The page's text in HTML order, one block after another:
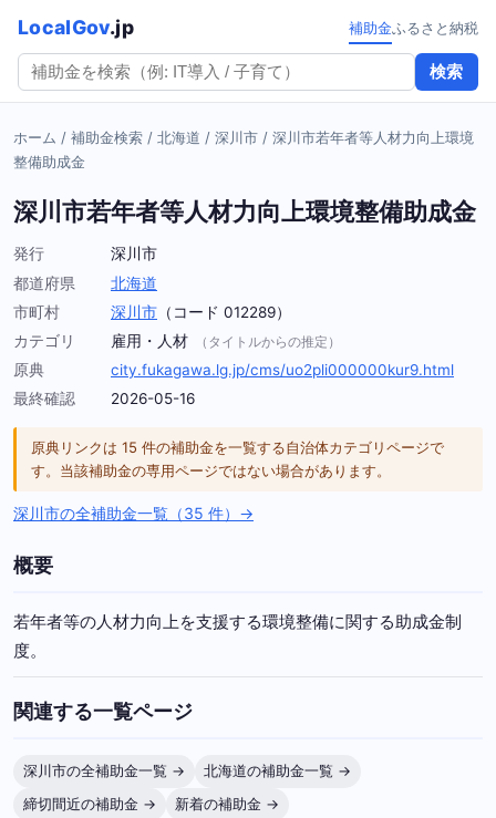
LocalGov.jp
検索
補助金ふるさと納税
ホーム / 補助金検索 / 北海道 / 深川市 / 深川市若年者等人材力向上環境
整備助成金
深川市若年者等人材力向上環境整備助成金
発行
深川市
都道府県
北海道
市町村
深川市 （コード 012289）
カテゴリ
雇用・人材 （タイトルからの推定）
原典
city.fukagawa.lg.jp/cms/uo2pli000000kur9.html
最終確認
2026-05-16
原典リンクは 15 件の補助金を一覧する自治体カテゴリページで
す。当該補助金の専用ページではない場合があります。
深川市の全補助金一覧（35 件）→
概要
若年者等の人材力向上を支援する環境整備に関する助成金制
度。
関連する一覧ページ
深川市の全補助金一覧 →
北海道の補助金一覧 →
締切間近の補助金 →
新着の補助金 →